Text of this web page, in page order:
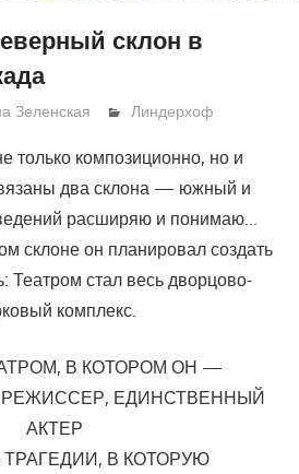
склон в
Зеленская Линдерхоф
только композиционно, но и
два склона — южный и
расширяю и понимаю…
склоне он планировал создать
Театром стал весь дворцово-
комплекс.
В КОТОРОМ ОН —
ЕДИНСТВЕННЫЙ
АКТЕР
В КОТОРУЮ